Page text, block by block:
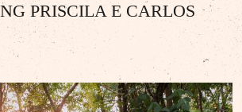
PRISCILA E CARLOS